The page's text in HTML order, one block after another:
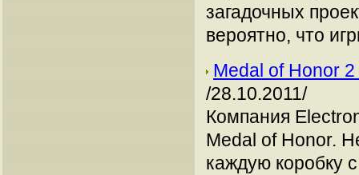
загадочных
вероятно, что
Medal of Honor
/28.10.2011/
Компания
Medal of Honor.
каждую коробку